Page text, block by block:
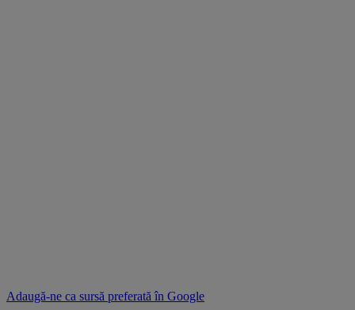
Adaugă-ne ca sursă preferată în Google